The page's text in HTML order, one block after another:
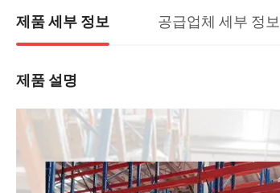
제품 세부 정보 공급업체 세부 정보
제품 설명